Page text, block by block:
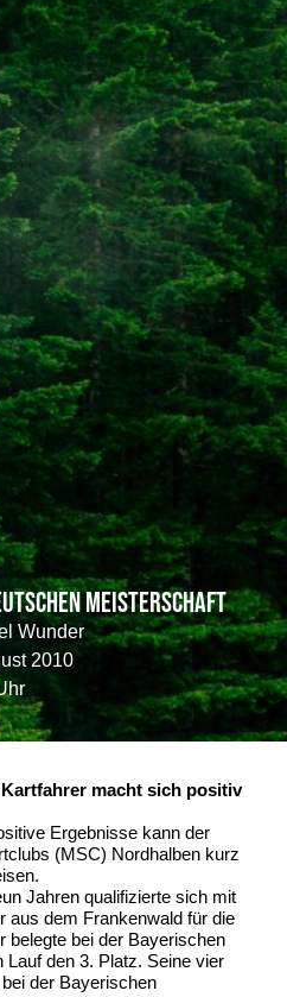
Meisterschaft
Wunder
2010
macht sich positiv
Ergebnisse kann der
(MSC) Nordhalben kurz
Jahren qualifizierte sich mit
aus dem Frankenwald für die
belegte bei der Bayerischen
den 3. Platz. Seine vier
der Bayerischen